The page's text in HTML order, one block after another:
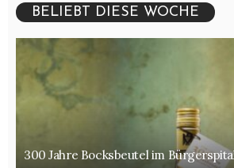
BELIEBT DIESE WOCHE
300 Jahre Bocksbeutel im